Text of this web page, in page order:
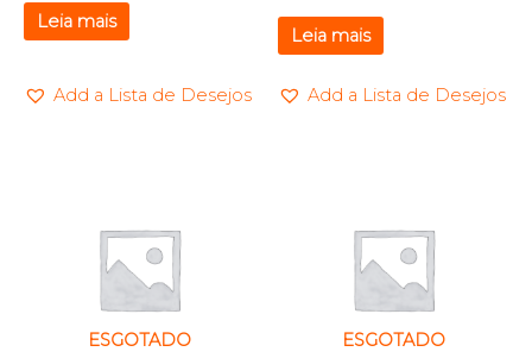
Leia mais
Add a Lista de Desejos
Leia mais
Add a Lista de Desejos
ESGOTADO ESGOTADO